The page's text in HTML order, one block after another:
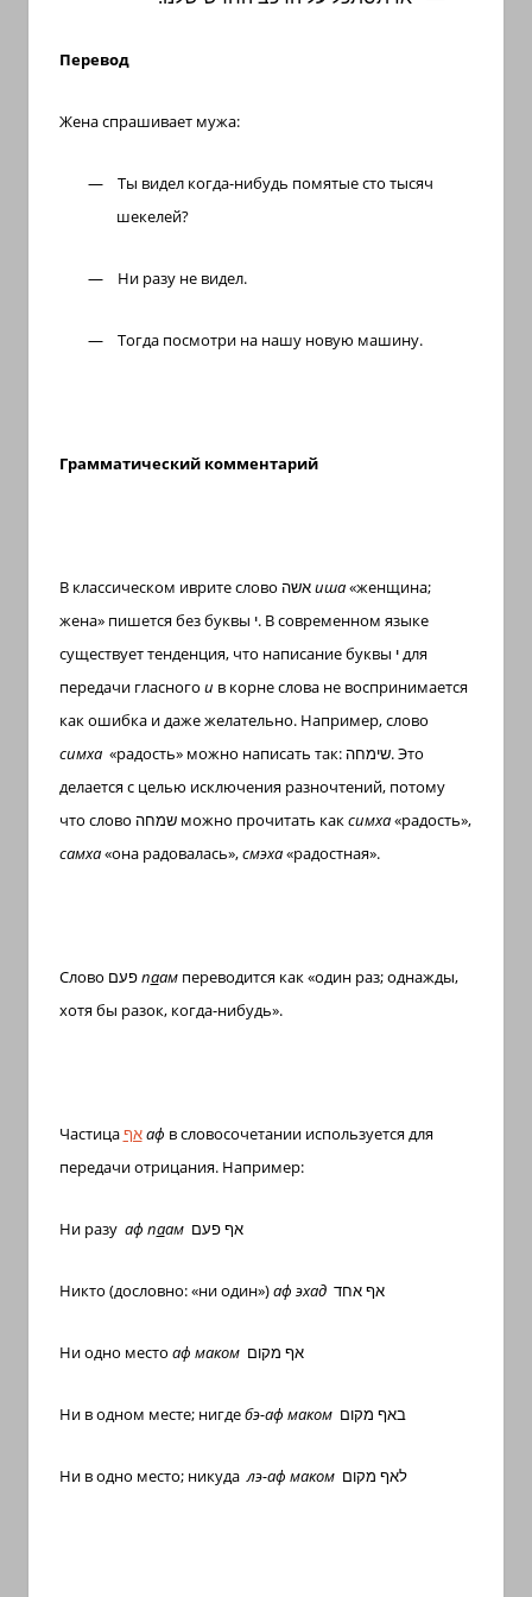
Перевод
Жена спрашивает мужа:
—
Ты видел когда-нибудь помятые сто тысяч
шекелей?
— Ни разу не видел.
— Тогда посмотри на нашу новую машину.
Грамматический комментарий
В классическом иврите слово אשהиша«женщина;
жена» пишется без буквы י. В современном языке
существует тенденция, что написание буквы יдля
передачи гласного и в корне слова не воспринимается
как ошибка и даже желательно. Например, слово
симха «радость» можно написать так: שימחה. Это
делается с целью исключения разночтений, потому
что слово שמחהможно прочитать каксимха«радость»,
самха«она радовалась»,смэха«радостная».
Слово פעםпаам переводится как «один раз; однажды,
хотя бы разок, когда-нибудь».
Частицаאףаф в словосочетании используется для
передачи отрицания. Например:
Ни разу аф паам אף פעם
Никто (дословно: «ни один»)аф эхад אף אחד
Ни одно место аф маком אף מקום
Ни в одном месте; нигдебэ-аф маком באף מקום
Ни в одно место; никудалэ-аф маком לאף מקום